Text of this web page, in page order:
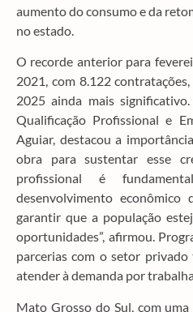
aumento do consumo e da
no estado.
O recorde anterior para
2021, com 8.122
2025 ainda mais
Qualificação Profissional e
Aguiar, destacou a
obra para sustentar esse
profissional é
desenvolvimento
garantir que a população
oportunidades”, afirmou.
parcerias com o setor
atender à demanda por
Mato Grosso do Sul, com